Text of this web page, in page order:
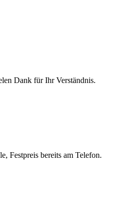
Dank für Ihr Verständnis.
Festpreis bereits am Telefon.